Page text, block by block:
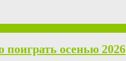
осенью 2026